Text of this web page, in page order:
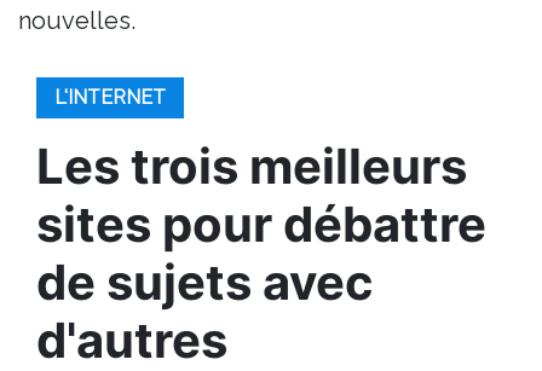
nouvelles.
L'INTERNET
Les trois meilleurs
sites pour débattre
de sujets avec
d'autres